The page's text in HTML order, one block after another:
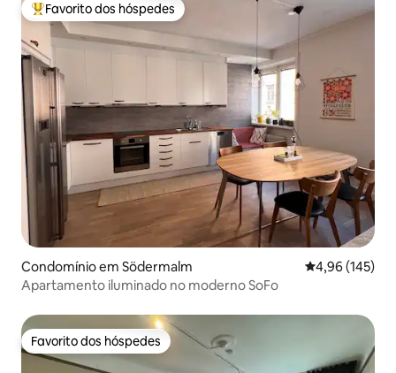
Favoritos dos hóspedes mais apreciados
Favorito dos hóspedes
Condomínio em Södermalm Classificação
4,96 (145)
Apartamento iluminado no moderno SoFo
Favorito dos hóspedes
Favorito dos hóspedes